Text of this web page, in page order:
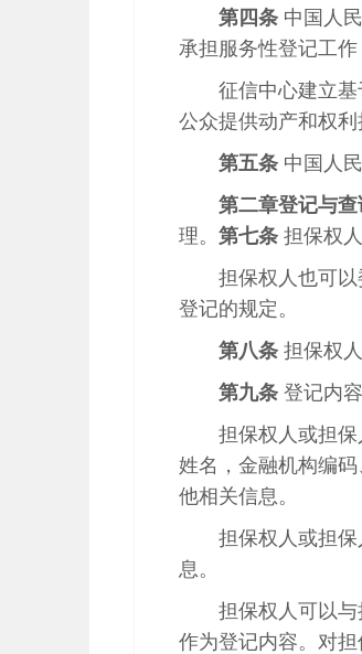
第四条中国人
承担服务性登记工
征信中心建立
公众提供动产和权利
第五条中国人民
第二章登记与查
理。 第七条担保权
担保权人也可
登记的规定。
第八条担保权人
第九条登记内
担保权人或担
姓名，金融机构编
他相关信息。
担保权人或担
息。
担保权人可以
作为登记内容。对